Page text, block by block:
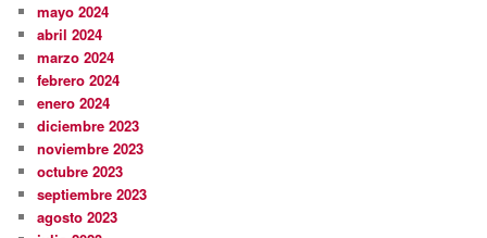
mayo 2024
abril 2024
marzo 2024
febrero 2024
enero 2024
diciembre 2023
noviembre 2023
octubre 2023
septiembre 2023
agosto 2023